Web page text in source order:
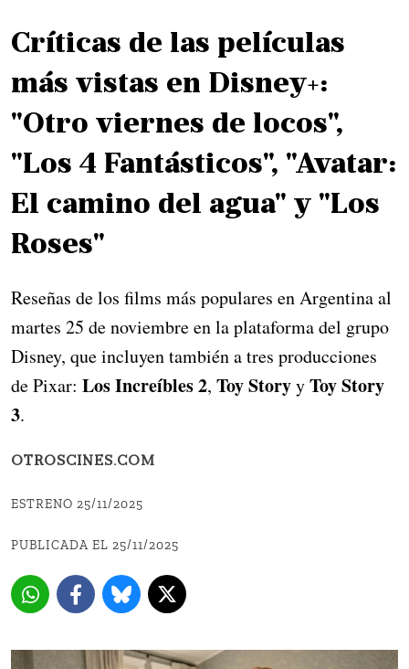
Críticas de las películas
más vistas en Disney+:
"Otro viernes de locos",
"Los 4 Fantásticos", "Avatar:
El camino del agua" y "Los
Roses"
Reseñas de los films más populares en Argentina al
martes 25 de noviembre en la plataforma del grupo
Disney, que incluyen también a tres producciones
de Pixar: Los Increíbles 2, Toy StoryyToy Story
3.
OTROSCINES.COM
ESTRENO 25/11/2025
PUBLICADA EL 25/11/2025